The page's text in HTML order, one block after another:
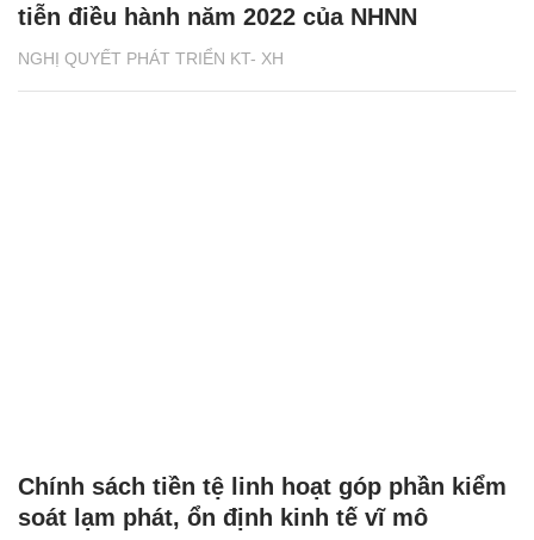
NGHỊ QUYẾT PHÁT TRIỂN KT- XH
tiễn điều hành năm 2022 của NHNN
Chính sách tiền tệ linh hoạt góp phần kiểm
soát lạm phát, ổn định kinh tế vĩ mô